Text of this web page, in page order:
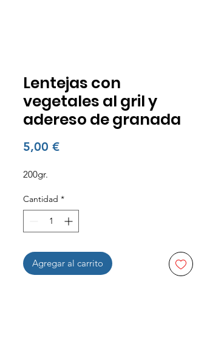
Lentejas con
vegetales al gril y
adereso de granada
5,00 €Precio
200gr.
Cantidad *
Agregar al carrito